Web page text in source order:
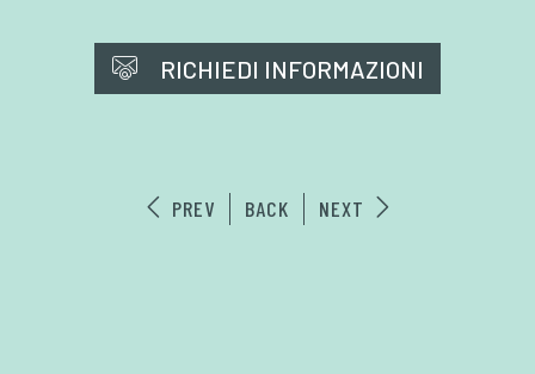
RICHIEDI INFORMAZIONI
PREV BACK NEXT